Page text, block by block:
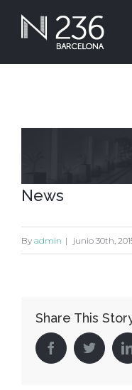
Image
News
By admin | junio 30th,
Share This
FacebookTwitter